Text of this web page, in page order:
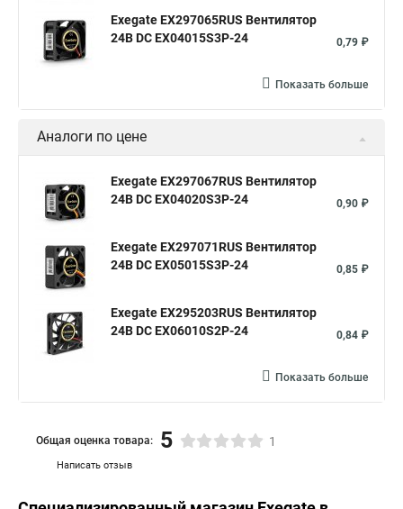
Exegate EX297065RUS Вентилятор
24В DC EX04015S3P-24
0,79 ₽
Показать больше
Аналоги по цене
Exegate EX297067RUS Вентилятор
24В DC EX04020S3P-24
0,90 ₽
Exegate EX297071RUS Вентилятор
24В DC EX05015S3P-24
0,85 ₽
Exegate EX295203RUS Вентилятор
24В DC EX06010S2P-24
0,84 ₽
Показать больше
Написать отзыв
Общая оценка товара: 5 1